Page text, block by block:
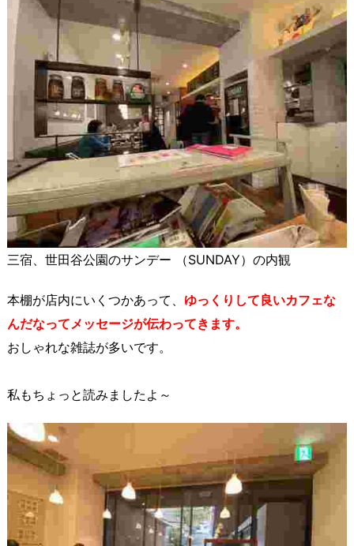
三宿、世田谷公園のサンデー （SUNDAY）の内観
本棚が店内にいくつかあって、 ゆっくりして良いカフェな
んだなってメッセージが伝わってきます。
おしゃれな雑誌が多いです。
私もちょっと読みましたよ～